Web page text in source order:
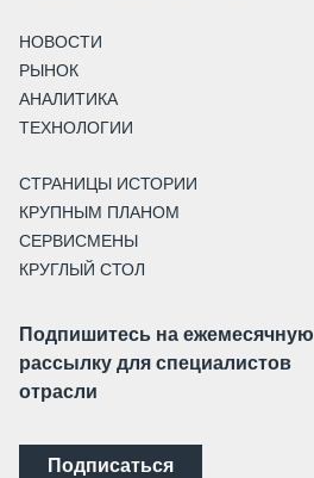
НОВОСТИ
РЫНОК
АНАЛИТИКА
ТЕХНОЛОГИИ
СТРАНИЦЫ ИСТОРИИ
КРУПНЫМ ПЛАНОМ
СЕРВИСМЕНЫ
КРУГЛЫЙ СТОЛ
Подпишитесь на ежемесячную
рассылку для специалистов
отрасли
Подписаться